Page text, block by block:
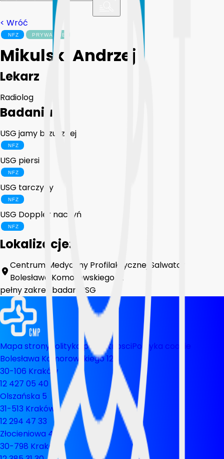
< Wróć
Mikulski Andrzej
Lekarz
Radiolog
Badania
USG jamy brzusznej
USG piersi
USG tarczycy
USG Doppler naczyń
Lokalizacje:
Centrum Medycyny Profilaktycznej Salwator
Bolesława Komorowskiego 12
pełny zakres badan USG
Mapa strony Polityka prywatnosciPolityka cookie
Bolesława Komorowskiego 12
30-106 Kraków
12 427 05 40
Olszańska 5
31-513 Kraków
12 294 47 33
Złocieniowa 44
30-798 Kraków